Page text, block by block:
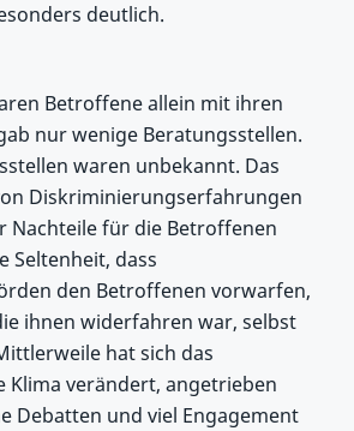
deutlich.
Betroffene allein mit ihren
nur wenige Beratungsstellen.
waren unbekannt. Das
Diskriminierungserfahrungen
Nachteile für die Betroffenen
Seltenheit, dass
den Betroffenen vorwarfen,
ihnen widerfahren war, selbst
hat sich das
Klima verändert, angetrieben
Debatten und viel Engagement